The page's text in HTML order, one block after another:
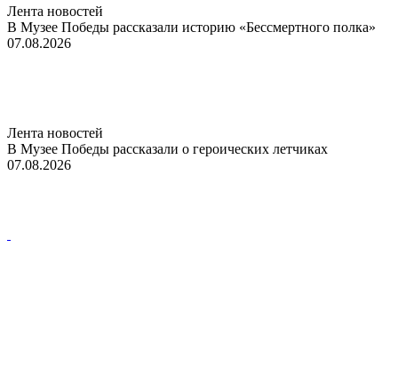
Лента новостей
В Музее Победы рассказали историю «Бессмертного полка»
07.08.2026
Лента новостей
В Музее Победы рассказали о героических летчиках
07.08.2026